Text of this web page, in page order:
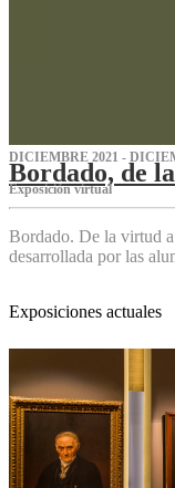
DICIEMBRE 2021 -
Bordado, de
Exposición virtual‌
Bordado. De la virtud
desarrollada por las
Exposiciones actuales